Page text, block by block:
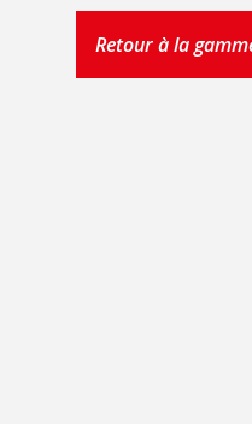
Retour à la